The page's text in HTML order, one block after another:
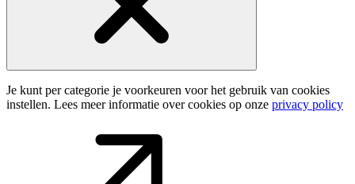
Je kunt per categorie je voorkeuren voor het gebruik van cookies
instellen. Lees meer informatie over cookies op onze privacy policy